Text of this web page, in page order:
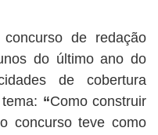
de redação
do último ano do
de cobertura
“Como construir
concurso teve como